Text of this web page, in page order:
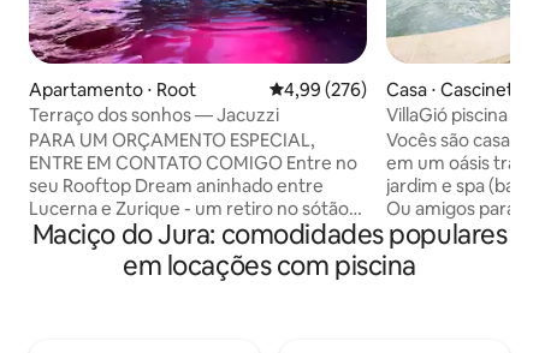
Apartamento ⋅ Root 4,99 de uma avaliação média de
4,99 (276)
Terraço dos sonhos — Jacuzzi
PARA UM ORÇAMENTO ESPECIAL,
ENTRE EM CONTATO COMIGO Entre no
seu Rooftop Dream aninhado entre
Lucerna e Zurique - um retiro no sótão
feito para satisfazer todos os desejos.
Seja uma celebração de aniversário, uma
escapada romântica, uma viagem de
Casa ⋅ Cascinette
VillaGió piscina
exclusivo
Vocês são casal
em um oásis
jardim e spa
Ou amigos para
diferente? Ou
Ou para um
PRESENTE DE
Maciço do Jura: comodidades populares
em locações com piscina